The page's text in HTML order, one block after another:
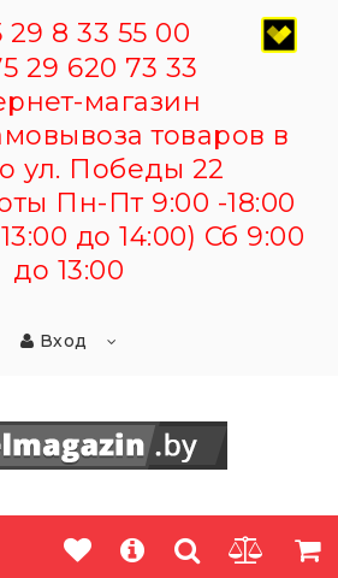
29 8 33 55 00
29 620 73 33
магазин
товаров в
ул. Победы 22
Пн-Пт 9:00 -18:00
до 14:00) Сб 9:00
до 13:00
Вход